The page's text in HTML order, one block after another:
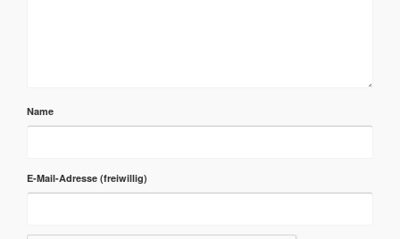
Name
E-Mail-Adresse